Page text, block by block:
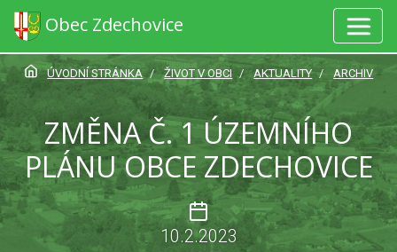
Obec Zdechovice
ÚVODNÍ STRÁNKA ŽIVOT V OBCI AKTUALITY ARCHIV
ZMĚNA Č. 1 ÚZEMNÍHO
PLÁNU OBCE ZDECHOVICE
10.2.2023